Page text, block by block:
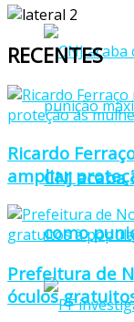
CNJ
como
RECENTES
Ricardo
ampliar
Prefeitura de
óculos